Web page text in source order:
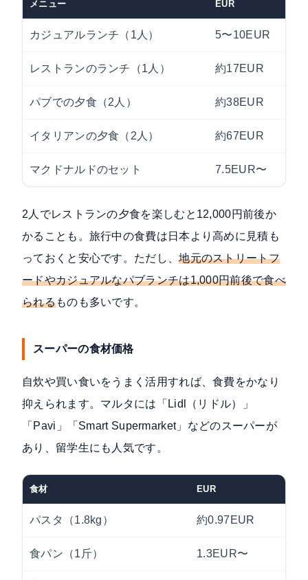
メニュー EUR
カジュアルランチ（1人） 5〜10EUR
レストランのランチ（1人） 約17EUR
パブでの夕食（2人） 約38EUR
イタリアンの夕食（2人） 約67EUR
マクドナルドのセット 7.5EUR〜
2人でレストランの夕食を楽しむと12,000円前後か
かることも。旅行中の食費は日本より高めに見積も
っておくと安心です。ただし、地元のストリートフ
ードやカジュアルなパブランチは1,000円前後で食べ
られるものも多いです。
スーパーの食材価格
自炊や買い食いをうまく活用すれば、食費をかなり
抑えられます。マルタには「Lidl（リドル）」
「Pavi」「Smart Supermarket」などのスーパーが
あり、留学生にも人気です。
食材 EUR
パスタ（1.8kg） 約0.97EUR
食パン（1斤） 1.3EUR〜